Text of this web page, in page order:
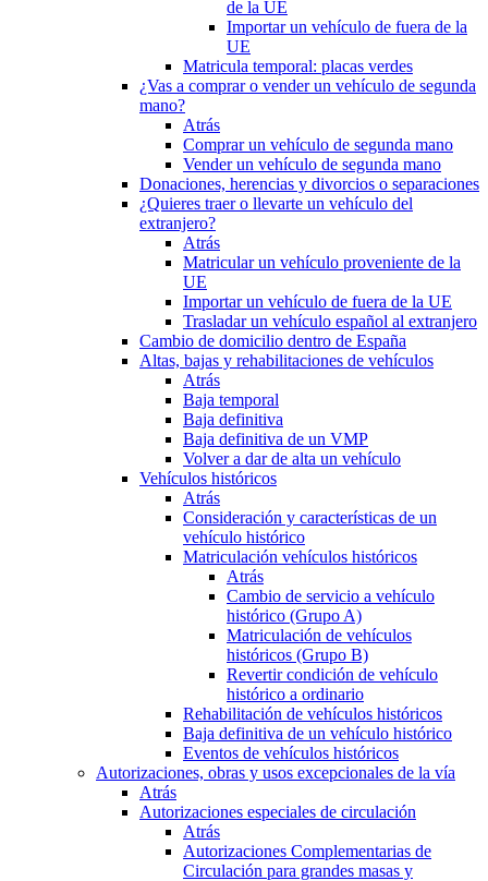
de la UE
Importar un vehículo de fuera de la
UE
Matricula temporal: placas verdes
¿Vas a comprar o vender un vehículo de segunda
mano?
Atrás
Comprar un vehículo de segunda mano
Vender un vehículo de segunda mano
Donaciones, herencias y divorcios o separaciones
¿Quieres traer o llevarte un vehículo del
extranjero?
Atrás
Matricular un vehículo proveniente de la
UE
Importar un vehículo de fuera de la UE
Trasladar un vehículo español al extranjero
Cambio de domicilio dentro de España
Altas, bajas y rehabilitaciones de vehículos
Atrás
Baja temporal
Baja definitiva
Baja definitiva de un VMP
Volver a dar de alta un vehículo
Vehículos históricos
Atrás
Consideración y características de un
vehículo histórico
Matriculación vehículos históricos
Atrás
Cambio de servicio a vehículo
histórico (Grupo A)
Matriculación de vehículos
históricos (Grupo B)
Revertir condición de vehículo
histórico a ordinario
Rehabilitación de vehículos históricos
Baja definitiva de un vehículo histórico
Eventos de vehículos históricos
Autorizaciones, obras y usos excepcionales de la vía
Atrás
Autorizaciones especiales de circulación
Atrás
Autorizaciones Complementarias de
Circulación para grandes masas y